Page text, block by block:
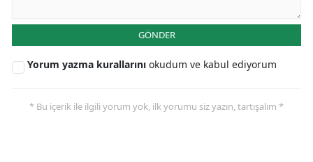
GÖNDER
Yorum yazma kurallarını okudum ve kabul ediyorum
* Bu içerik ile ilgili yorum yok, ilk yorumu siz yazın, tartışalım *